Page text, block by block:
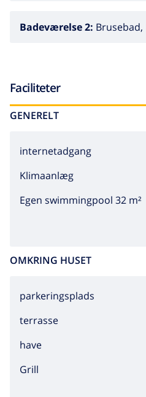
Badeværelse 2: Brusebad,
Faciliteter
GENERELT
internetadgang
Klimaanlæg
Egen swimmingpool 32 m²
OMKRING HUSET
parkeringsplads
terrasse
have
grill